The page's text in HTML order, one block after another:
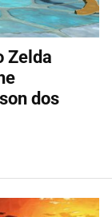
Zelda
dos